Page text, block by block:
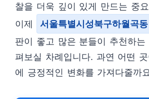
찰을 더욱 깊이 있게 만드는 중
이제
서울특별시성북구하월곡동
판이 좋고 많은 분들이 추천하는
펴보실 차례입니다. 과연 어떤
에 긍정적인 변화를 가져다줄까